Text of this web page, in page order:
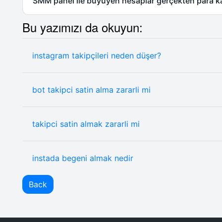
Bu yazımızı da okuyun:
instagram takipçileri neden düşer?
bot takipci satin alma zararli mi
takipci satin almak zararli mi
instada begeni almak nedir
Back